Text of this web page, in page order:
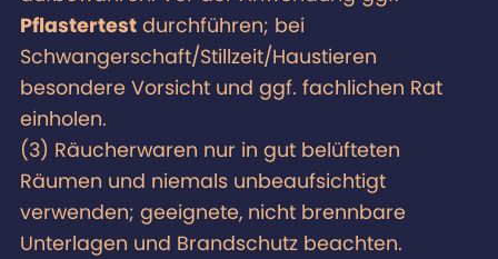
Pflastertestdurchführen; bei
Schwangerschaft/Stillzeit/Haustieren
besondere Vorsicht und ggf. fachlichen Rat
einholen.
(3) Räucherwaren nur in gut belüfteten
Räumen und niemals unbeaufsichtigt
verwenden; geeignete, nicht brennbare
Unterlagen und Brandschutz beachten.